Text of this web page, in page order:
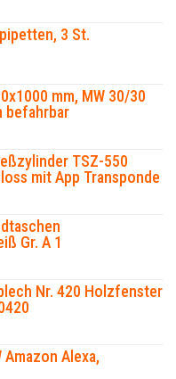
3 St.
mm, MW 30/30
befahrbar
TSZ-550
mit App Transponde
Gr. A 1
Nr. 420 Holzfenster
Amazon Alexa,